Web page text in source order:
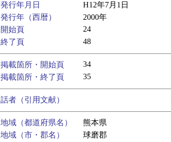
発行年月日
H12年7月1日
発行年（西暦）
2000年
開始頁
24
終了頁 48
掲載箇所・開始頁
34
掲載箇所・終了頁 35
話者（引用文献）
地域（都道府県名）
熊本県
地域（市・郡名）
球磨郡